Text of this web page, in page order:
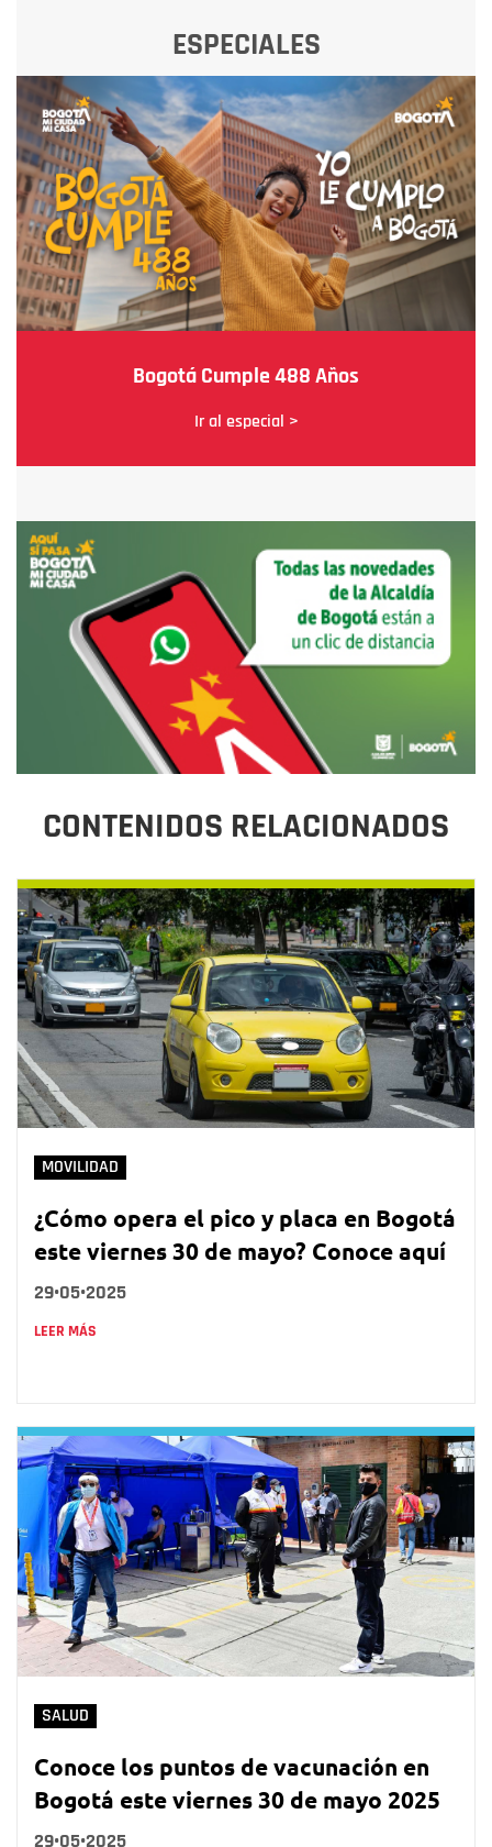
ESPECIALES
Bogotá Cumple 488 Años
Ir al especial >
CONTENIDOS RELACIONADOS
MOVILIDAD
¿Cómo opera el pico y placa en Bogotá
este viernes 30 de mayo? Conoce aquí
29•05•2025
LEER MÁS
SALUD
Conoce los puntos de vacunación en
Bogotá este viernes 30 de mayo 2025
29•05•2025